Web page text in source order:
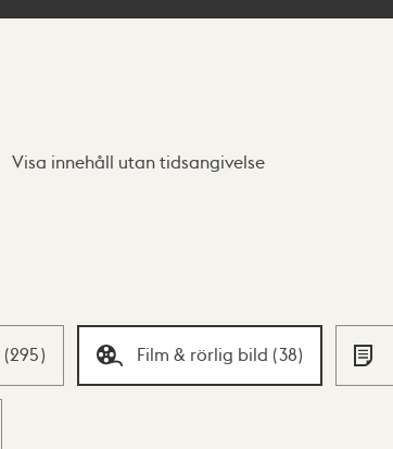
Visa innehåll utan tidsangivelse
(295) Film & rörlig bild (38)